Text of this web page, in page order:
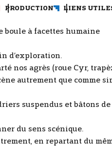
PRODUCTION LIENS
boule à facettes humaine
d’exploration.
nos agrès (roue Cyr,
autrement que comme
suspendus et bâtons de
du sens scénique.
en repartant du